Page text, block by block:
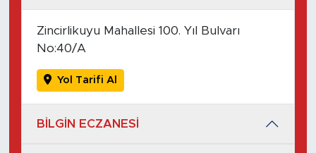
Zincirlikuyu Mahallesi 100. Yıl Bulvarı
No:40/A
Yol Tarifi Al
BİLGİN ECZANESİ